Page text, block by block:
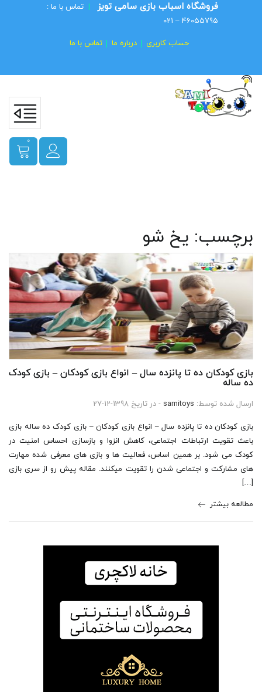
فروشگاه اسباب بازی سامی تویز | تماس با ما :
46055795 – 021
حساب کاربری درباره ما تماس با ما
0
برچسب: یخ شو
بازی کودکان ده تا پانزده سال – انواع بازی کودکان – بازی کودک
ده ساله
ارسال شده توسط: samitoys - در تاریخ 1398-12-27
بازی کودکان ده تا پانزده سال – انواع بازی کودکان – بازی کودک ده ساله بازی
باعث تقویت ارتباطات اجتماعی، کاهش انزوا و بازسازی احساس امنیت در
کودک می شود. بر همین اساس، فعالیت ها و بازی های معرفی شده مهارت
های مشارکت و اجتماعی شدن را تقویت میکنند. مقاله پیش رو از سری بازی
[…]
مطالعه بیشتر